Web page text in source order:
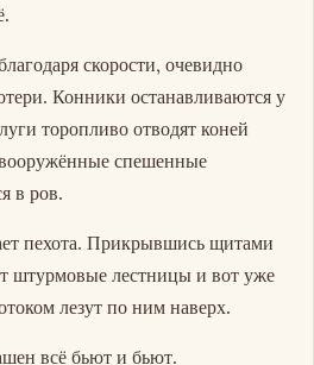
скорости, очевидно
Конники останавливаются у
торопливо отводят коней
спешенные
в ров.
пехота. Прикрывшись щитами
штурмовые лестницы и вот уже
лезут по ним наверх.
всё бьют и бьют.